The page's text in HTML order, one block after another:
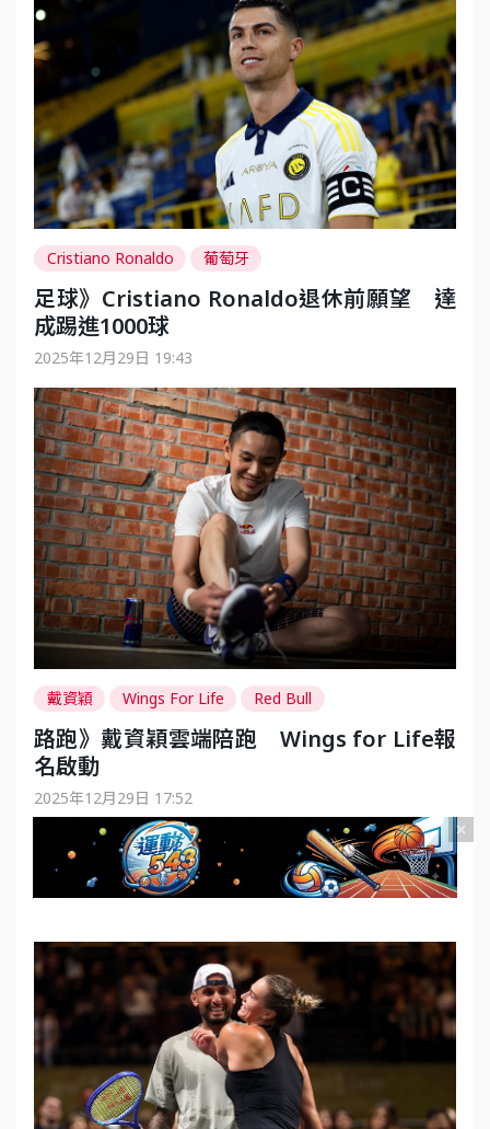
Cristiano Ronaldo 葡萄牙
足球》Cristiano Ronaldo退休前願望 達
成踢進1000球
2025年12月29日 19:43
戴資穎 Wings For Life Red Bull
路跑》戴資穎雲端陪跑 Wings for Life報
名啟動
2025年12月29日 17:52